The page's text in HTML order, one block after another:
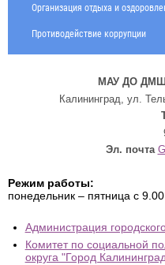
Организация отдыха и
Противодействие коррупции
МАУ ДО ДМШ
Калининград, ул.
Эл. почта
Режим работы:
понедельник – пятница с
Администрация
Комитет по социальной
округа "Город